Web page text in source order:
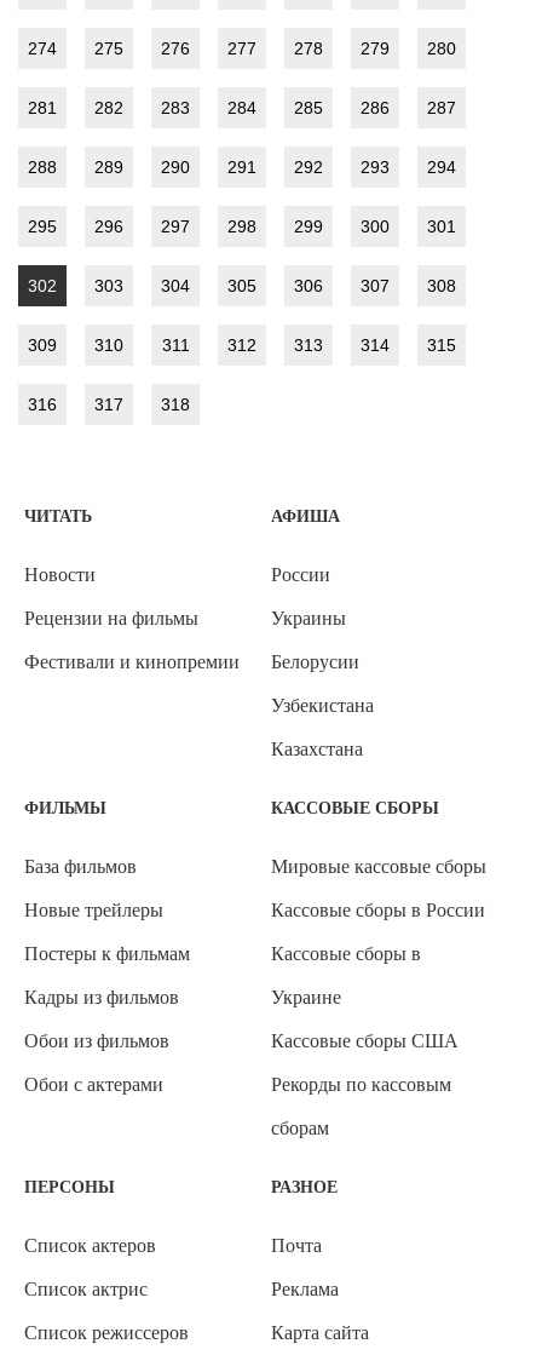
274 275 276 277 278 279 280
281 282 283 284 285 286 287
288 289 290 291 292 293 294
295 296 297 298 299 300 301
302 303 304 305 306 307 308
309 310 311 312 313 314 315
316 317 318
ЧИТАТЬ
Новости
Рецензии на фильмы
Фестивали и кинопремии
АФИША
России
Украины
Белорусии
Узбекистана
Казахстана
ФИЛЬМЫ
База фильмов
Новые трейлеры
Постеры к фильмам
Кадры из фильмов
Обои из фильмов
Обои с актерами
КАССОВЫЕ СБОРЫ
Мировые кассовые сборы
Кассовые сборы в России
Кассовые сборы в
Украине
Кассовые сборы США
Рекорды по кассовым
сборам
ПЕРСОНЫ
Список актеров
Список актрис
Список режиссеров
РАЗНОЕ
Почта
Реклама
Карта сайта